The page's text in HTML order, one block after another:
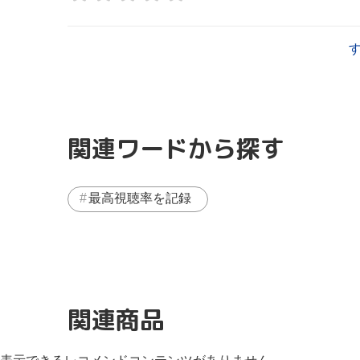
関連ワードから探す
最高視聴率を記録
関連商品